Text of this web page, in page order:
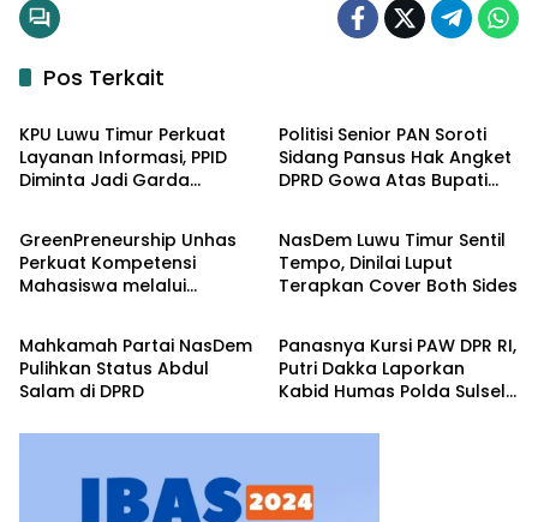
Pos Terkait
Input Politik
KPU Luwu Timur Perkuat
Layanan Informasi, PPID
Diminta Jadi Garda
Politisi Senior PAN Soroti
Sidang Pansus Hak Angket
DPRD Gowa Atas Bupati
Input Politik
GreenPreneurship Unhas
Perkuat Kompetensi
Mahasiswa melalui
Input Politik
NasDem Luwu Timur Sentil
Tempo, Dinilai Luput
Terapkan Cover Both Sides
Input Politik
Mahkamah Partai NasDem
Pulihkan Status Abdul
Salam di DPRD
Input Politik
Panasnya Kursi PAW DPR RI,
Putri Dakka Laporkan
Kabid Humas Polda Sulsel